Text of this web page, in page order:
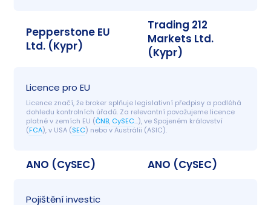
Pepperstone EU
Ltd. (Kypr)
Trading 212
Markets Ltd.
(Kypr)
Licence pro EU
Licence značí, že broker splňuje legislativní předpisy a podléhá
dohledu kontrolních úřadů. Za relevantní považujeme licence
platné v zemích EU (ČNB, CySEC…), ve Spojeném království
(FCA), v USA (SEC) nebo v Austrálii (ASIC).
ANO (CySEC) ANO (CySEC)
Pojištění investic